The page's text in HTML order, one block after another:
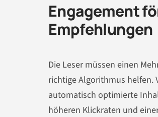
Engagement
Empfehlungen
Die Leser müssen einen
richtige Algorithmus helfen.
automatisch optimierte
höheren Klickraten und